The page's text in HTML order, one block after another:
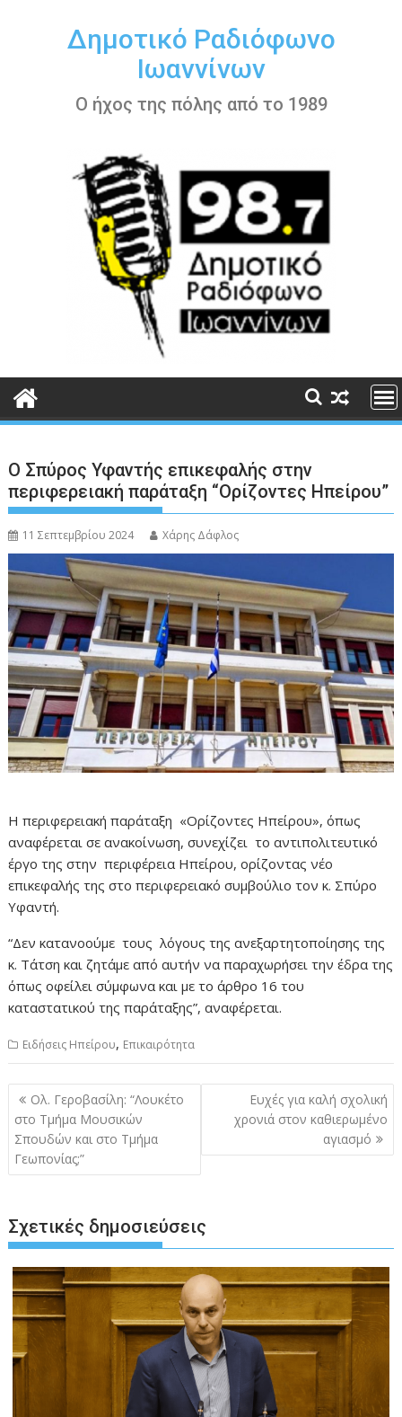
περιεχόμενοΔημοτικό Ραδιόφωνο
Ιωαννίνων
Ο ήχος της πόλης από το 1989
Ο Σπύρος Υφαντής επικεφαλής στην
περιφερειακή παράταξη “Ορίζοντες Ηπείρου”
11 Σεπτεμβρίου 2024 Χάρης Δάφλος
Η περιφερειακή παράταξη «Ορίζοντες Ηπείρου», όπως
αναφέρεται σε ανακοίνωση, συνεχίζει το αντιπολιτευτικό
έργο της στην περιφέρεια Ηπείρου, ορίζοντας νέο
επικεφαλής της στο περιφερειακό συμβούλιο τον κ. Σπύρο
Υφαντή.
“Δεν κατανοούμε τους λόγους της ανεξαρτητοποίησης της
κ. Τάτση και ζητάμε από αυτήν να παραχωρήσει την έδρα της
όπως οφείλει σύμφωνα και με το άρθρο 16 του
καταστατικού της παράταξης”, αναφέρεται.
Ειδήσεις Ηπείρου, Επικαιρότητα
Πλοήγηση
άρθρων
Ολ. Γεροβασίλη: “Λουκέτο
στο Τμήμα Μουσικών
Σπουδών και στο Τμήμα
Γεωπονίας;”
Ευχές για καλή σχολική
χρονιά στον καθιερωμένο
αγιασμό
Σχετικές δημοσιεύσεις